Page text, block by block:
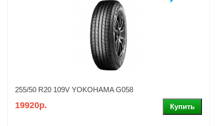
255/50 R20 109V YOKOHAMA G058
19920р.